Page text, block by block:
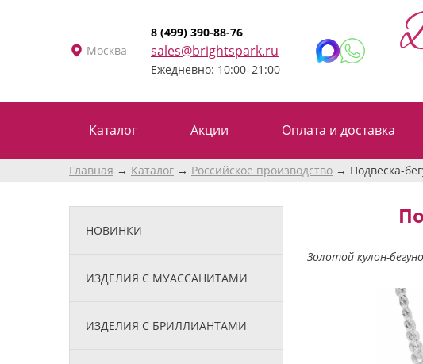
Москва
8 (499) 390-88-76
sales@brightspark.ru
Ежедневно: 10:00–21:00
Каталог Акции Оплата и доставка
Главная Каталог Российское производство Подвеска-
НОВИНКИ
ИЗДЕЛИЯ С МУАССАНИТАМИ
ИЗДЕЛИЯ С БРИЛЛИАНТАМИ
Золотой кулон-